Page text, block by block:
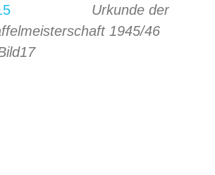
Urkunde der
1945/46